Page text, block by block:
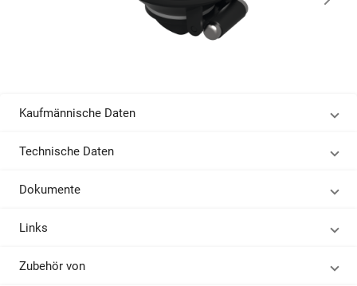
Kaufmännische Daten
Technische Daten
Dokumente
Links
Zubehör von